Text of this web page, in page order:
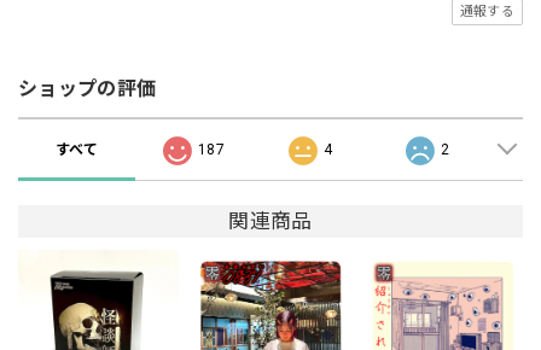
通報する
ショップの評価
すべて 187 4 2
関連商品